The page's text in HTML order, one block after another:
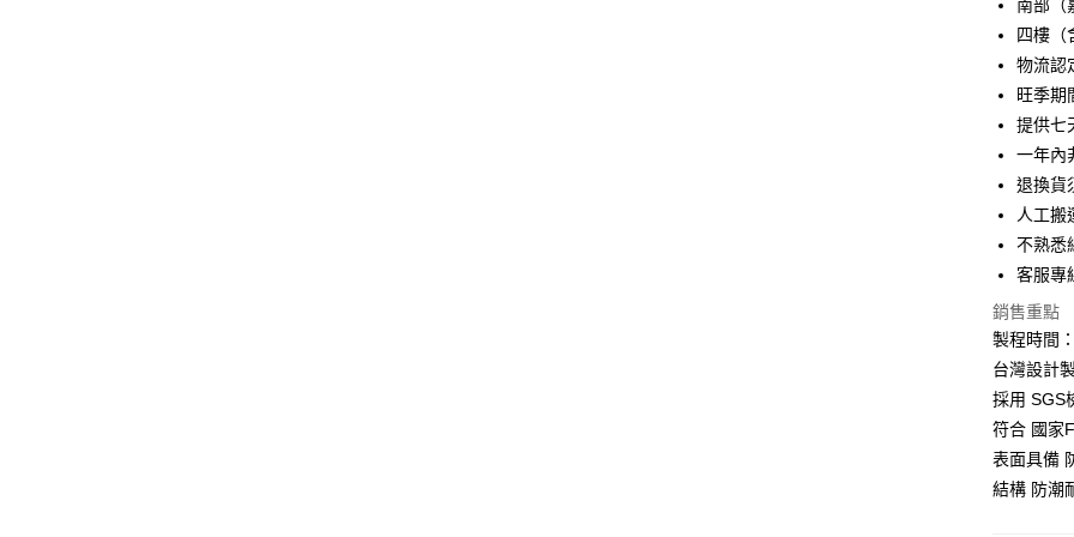
臺灣中
匯豐（
聯邦商
元大商
台新國
台灣樂
臺灣中
匯豐（
聯邦商
元大商
玉山商
台灣樂
街口支付
悠遊付
Google
大哥付你
【大哥付
1.本服務
2.付款方
完成交易。
3.實際核
消。如遇
無法說明
【繳款方
1.分期款
醒簡訊。
2.透過簡
AFTEE先
相關說明
AFTEE先
便利好安
１．簡單
２．便利
３．安心
１．於結
付」結帳
ATM付款
運送方式
➤一般商
樓 3.購買
免運費
南部（
四樓（
物流認
旺季期
提供七
一年內
退換貨
人工搬
不熟悉
客服專
銷售重點
製程時間
台灣設計
採用 SGS
符合 國家
表面具備
結構 防潮